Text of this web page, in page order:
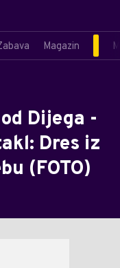
Magazin
Dijega -
Dres iz
(FOTO)